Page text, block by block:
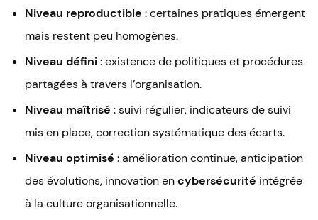
Niveau reproductible : certaines pratiques émergent
mais restent peu homogènes.
Niveau défini: existence de politiques et procédures
partagées à travers l’organisation.
Niveau maîtrisé : suivi régulier, indicateurs de suivi
mis en place, correction systématique des écarts.
Niveau optimisé : amélioration continue, anticipation
des évolutions, innovation encybersécurité intégrée
à la culture organisationnelle.